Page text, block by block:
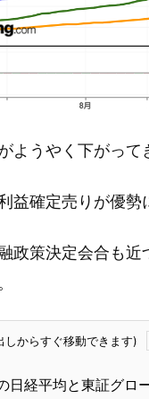
ようやく下がって
益確定売りが優勢
政策決定会合も
しからすぐ移動できます)
日経平均と東証グロ